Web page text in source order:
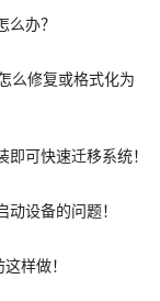
么办？
么修复或格式化为
可快速迁移系统！
设备的问题！
样做！